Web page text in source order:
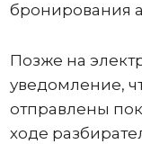
бронирования
Позже на
уведомление,
отправлены
ходе